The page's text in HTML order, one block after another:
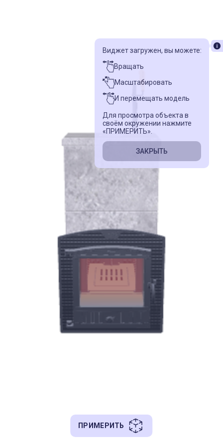
ПРИМЕРИТЬ
Виджет загружен, вы можете:
Вращать
Масштабировать
И перемещать модель
Для просмотра объекта в
своём окружении нажмите
«ПРИМЕРИТЬ».
ЗАКРЫТЬ